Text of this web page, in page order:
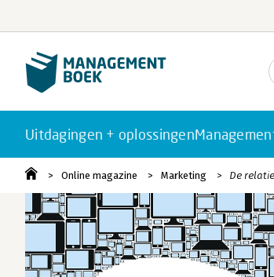
Uitdagingen + oplossingen
Online magazine Marketing De